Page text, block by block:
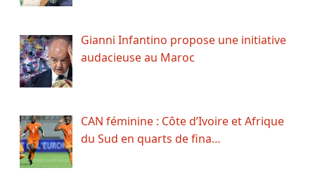
Gianni Infantino propose une initiative
audacieuse au Maroc
CAN féminine : Côte d’Ivoire et Afrique
du Sud en quarts de fina…